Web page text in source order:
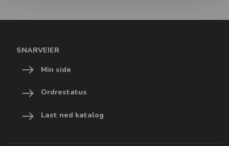
SNARVEIER
Min side
Ordrestatus
Last ned katalog